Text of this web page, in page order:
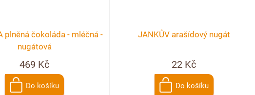
plněná čokoláda - mléčná -
nugátová
469 Kč
Do košíku
JANKŮV arašídový nugát
22 Kč
Do košíku